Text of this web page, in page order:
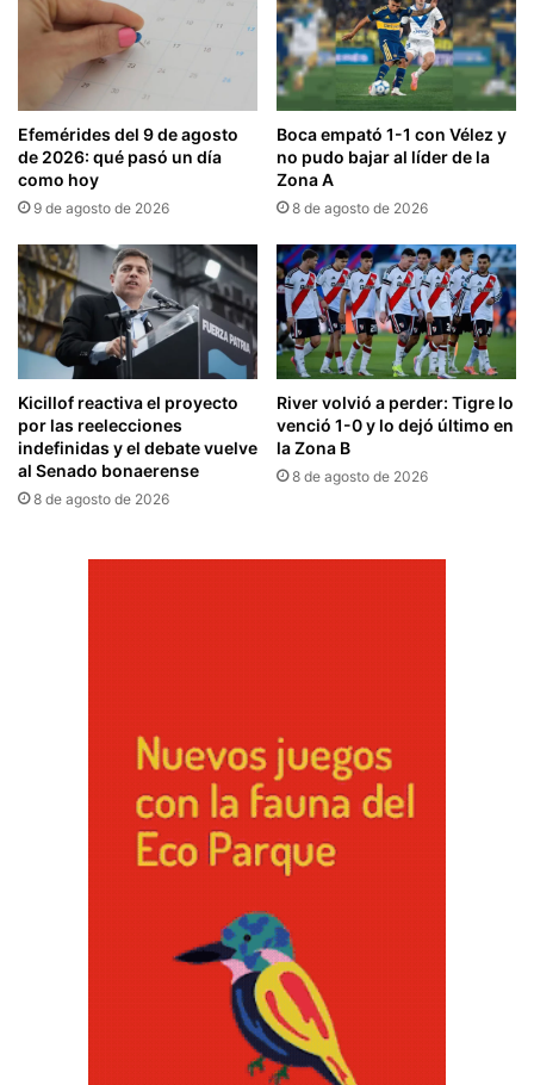
Efemérides del 9 de agosto
de 2026: qué pasó un día
como hoy
9 de agosto de 2026
Boca empató 1-1 con Vélez y
no pudo bajar al líder de la
Zona A
8 de agosto de 2026
Kicillof reactiva el proyecto
por las reelecciones
indefinidas y el debate vuelve
al Senado bonaerense
8 de agosto de 2026
River volvió a perder: Tigre lo
venció 1-0 y lo dejó último en
la Zona B
8 de agosto de 2026